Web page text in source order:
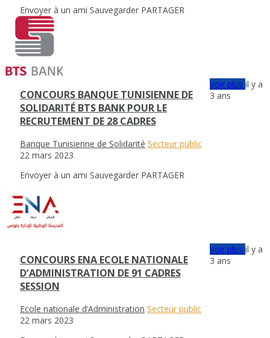
Envoyer à un ami Sauvegarder PARTAGER
CONCOURS BANQUE TUNISIENNE DE
SOLIDARITÉ BTS BANK POUR LE
RECRUTEMENT DE 28 CADRES
Banque Tunisienne de Solidarité Secteur public
22 mars 2023
Envoyer à un ami Sauvegarder PARTAGER
Voir plusil y a
3 ans
CONCOURS ENA ECOLE NATIONALE
D’ADMINISTRATION DE 91 CADRES
SESSION
Ecole nationale d’Administration Secteur public
22 mars 2023
Voir plusil y a
3 ans